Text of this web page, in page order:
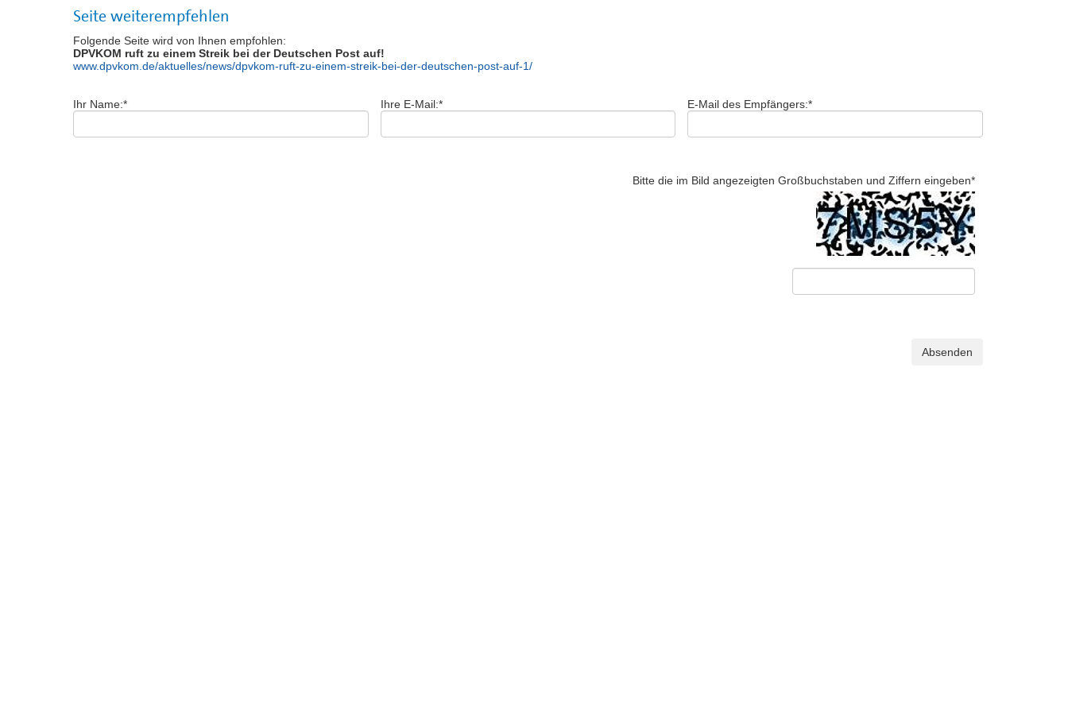
Seite weiterempfehlen
Folgende Seite wird von Ihnen empfohlen:
DPVKOM ruft zu einem Streik bei der Deutschen Post auf!
www.dpvkom.de/aktuelles/news/dpvkom-ruft-zu-einem-streik-bei-der-deutschen-post-auf-1/
Ihr Name:* Ihre E-Mail:* E-Mail des Empfängers:*
Bitte die im Bild angezeigten Großbuchstaben und Ziffern eingeben*
Absenden